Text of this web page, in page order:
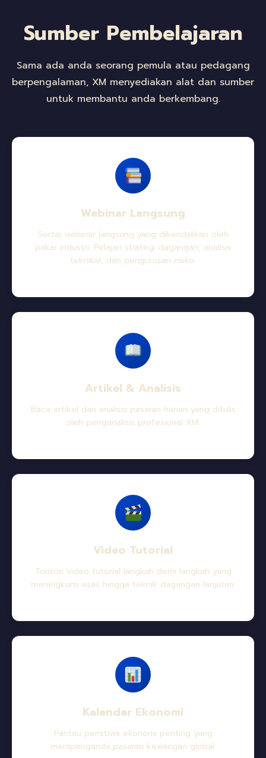
Sumber Pembelajaran
Sama ada anda seorang pemula atau pedagang
berpengalaman, XM menyediakan alat dan sumber
untuk membantu anda berkembang.
Webinar Langsung
Sertai webinar langsung yang dikendalikan oleh
pakar industri. Pelajari strategi dagangan, analisis
teknikal, dan pengurusan risiko.
Artikel & Analisis
Baca artikel dan analisis pasaran harian yang ditulis
oleh penganalisis profesional XM.
Video Tutorial
Tonton video tutorial langkah demi langkah yang
merangkumi asas hingga teknik dagangan lanjutan.
Kalendar Ekonomi
Pantau peristiwa ekonomi penting yang
mempengaruhi pasaran kewangan global.